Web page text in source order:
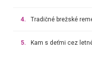
4. Tradičné brežské
5. Kam s deťmi cez